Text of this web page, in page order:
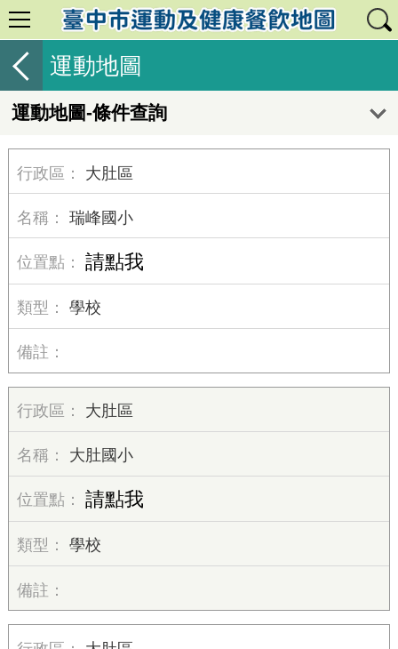
運動地圖
運動地圖-條件查詢
大肚區
瑞峰國小
請點我
學校
大肚區
大肚國小
請點我
學校